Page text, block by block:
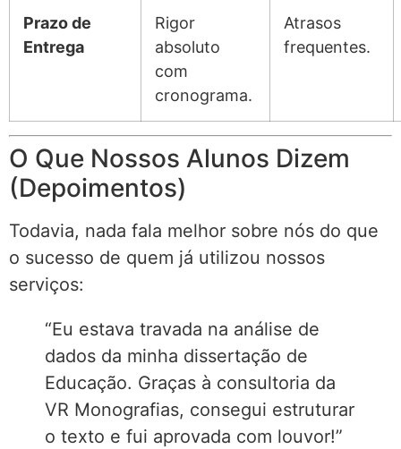
Prazo de
Entrega
Rigor
absoluto
com
cronograma.
Atrasos
frequentes.
O Que Nossos Alunos Dizem
(Depoimentos)
Todavia, nada fala melhor sobre nós do que
o sucesso de quem já utilizou nossos
serviços:
“Eu estava travada na análise de
dados da minha dissertação de
Educação. Graças à consultoria da
VR Monografias, consegui estruturar
o texto e fui aprovada com louvor!”